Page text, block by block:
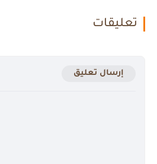
تعليقات
إرسال تعليق